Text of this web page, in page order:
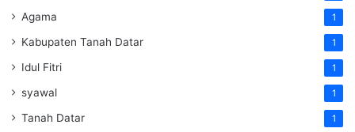
Agama 1
Kabupaten Tanah Datar 1
Idul Fitri 1
syawal 1
Tanah Datar 1